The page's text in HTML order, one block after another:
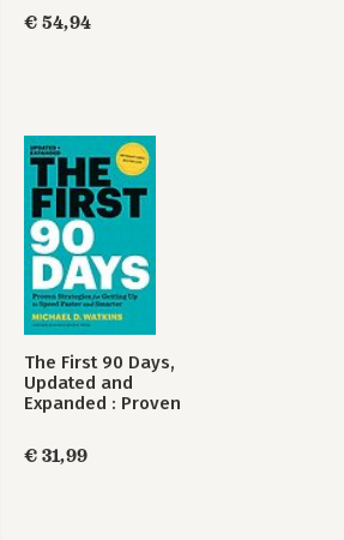
€ 54,94
The First 90 Days,
Updated and
Expanded : Proven
Getting Up to
Speed Faster and
€ 31,99